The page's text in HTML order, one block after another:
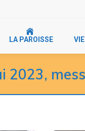
LA PAROISSE
2023,